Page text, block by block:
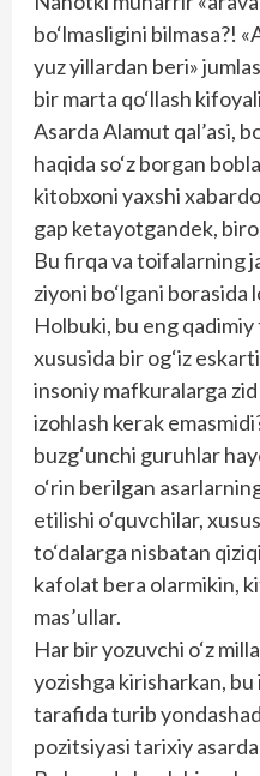
bo‘lmasligini bilmasa?!
yuz yillardan beri»
bir marta qo‘llash
Asarda Alamut qal’asi,
haqida so‘z borgan
kitobxoni yaxshi
gap ketayotgandek,
Bu firqa va toifalarning
ziyoni bo‘lgani borasida
Holbuki, bu eng
xususida bir og‘iz
insoniy mafkuralarga
izohlash kerak
buzg‘unchi guruhlar
o‘rin berilgan
etilishi o‘quvchilar,
to‘dalarga nisbatan
kafolat bera olarmikin,
mas’ullar.
Har bir yozuvchi o‘z
yozishga kirisharkan, bu
tarafida turib
pozitsiyasi tarixiy